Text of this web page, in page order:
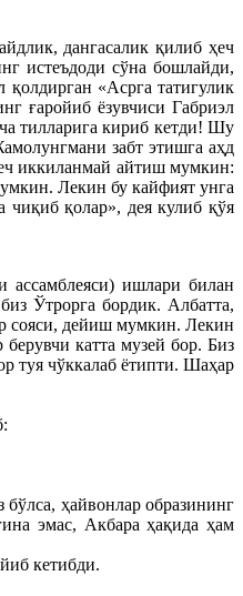
дангасалик қилиб ҳеч
истеъдоди сўна бошлайди,
«Асрга татигулик
ғаройиб ёзувчиси Габриэл
тилларига кириб кетди! Шу
забт этишга аҳд
иккиланмай айтиш мумкин:
Лекин бу кайфият унга
қолар», дея кулиб қўя
ассамблеяси) ишлари билан
Ўтрорга бордик. Албатта,
сояси, дейиш мумкин. Лекин
катта музей бор. Биз
туя чўккалаб ётипти. Шаҳар
ҳайвонлар образининг
эмас, Акбара ҳақида ҳам
кетибди.